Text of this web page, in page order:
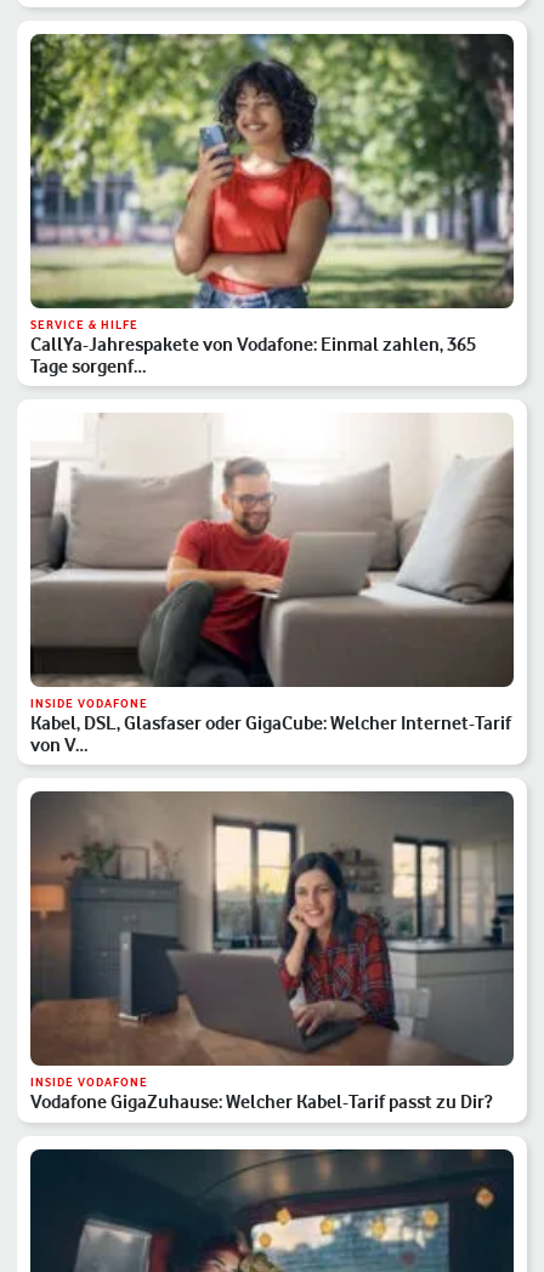
SERVICE & HILFE
CallYa-Jahrespakete von Vodafone: Einmal zahlen, 365
Tage sorgenf…
INSIDE VODAFONE
Kabel, DSL, Glasfaser oder GigaCube: Welcher Internet-Tarif
von V…
INSIDE VODAFONE
Vodafone GigaZuhause: Welcher Kabel-Tarif passt zu Dir?